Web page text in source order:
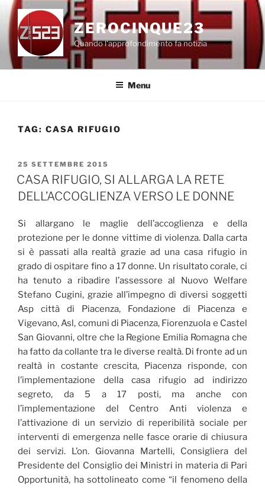
Salta
contenuto
ZEROCINQUE23
Quando l'approfondimento fa notizia
Menu
TAG: CASA RIFUGIO
PUBBLICATO
IL
25 SETTEMBRE 2015
CASA RIFUGIO, SI ALLARGA LA RETE
DELL’ACCOGLIENZA VERSO LE DONNE
Si allargano le maglie dell’accoglienza e della
protezione per le donne vittime di violenza. Dalla carta
si è passati alla realtà grazie ad una casa rifugio in
grado di ospitare fino a 17 donne. Un risultato corale, ci
ha tenuto a ribadire l’assessore al Nuovo Welfare
Stefano Cugini, grazie all’impegno di diversi soggetti
Asp città di Piacenza, Fondazione di Piacenza e
Vigevano, Asl, comuni di Piacenza, Fiorenzuola e Castel
San Giovanni, oltre che la Regione Emilia Romagna che
ha fatto da collante tra le diverse realtà. Di fronte ad un
realtà in costante crescita, Piacenza risponde, con
l’implementazione della casa rifugio ad indirizzo
segreto, da 5 a 17 posti, ma anche con
l’implementazione del Centro Anti violenza e
l’attivazione di un servizio di reperibilità sociale per
interventi di emergenza nelle fasce orarie di chiusura
dei servizi. L’on. Giovanna Martelli, Consigliera del
Presidente del Consiglio dei Ministri in materia di Pari
Opportunità, ha sottolineato come “il fenomeno della